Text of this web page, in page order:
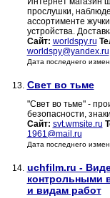
прослушки,
ассортименте
устройства.
Сайт: worldspy.ru
worldspy@yandex.ru
Дата последнего
13. Свет во тьме
"Свет во тьме" -
безопасности,
Сайт: svt.wmsite.ru
1961@mail.ru
Дата последнего
14. uchfilm.ru -
контрольными
и видам работ